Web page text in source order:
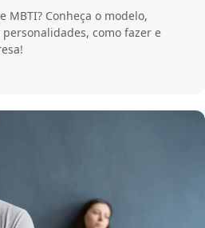
MBTI? Conheça o modelo,
como fazer e